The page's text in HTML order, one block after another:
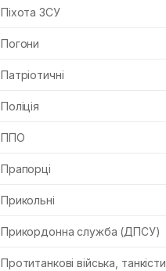
Піхота ЗСУ
Погони
Патріотичні
Поліція
ППО
Прапорці
Прикольні
Прикордонна служба (ДПСУ)
Протитанкові війська, танкісти